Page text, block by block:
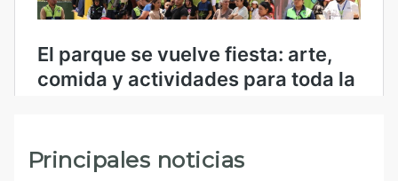
Principales noticias